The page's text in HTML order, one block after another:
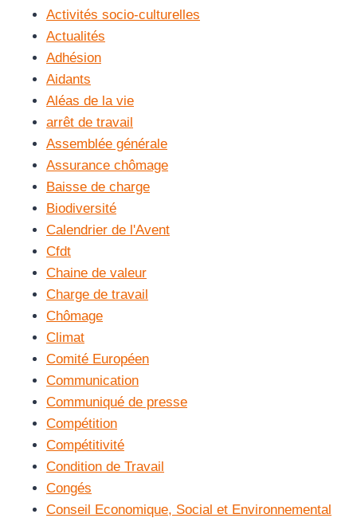
Activités socio-culturelles
Actualités
Adhésion
Aidants
Aléas de la vie
arrêt de travail
Assemblée générale
Assurance chômage
Baisse de charge
Biodiversité
Calendrier de l'Avent
Cfdt
Chaine de valeur
Charge de travail
Chômage
Climat
Comité Européen
Communication
Communiqué de presse
Compétition
Compétitivité
Condition de Travail
Congés
Conseil Economique, Social et Environnemental